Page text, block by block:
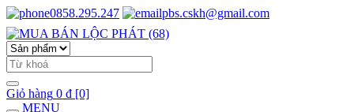
0858.295.247 pbs.cskh@gmail.com
Giỏ hàng 0 đ [0]
MENU